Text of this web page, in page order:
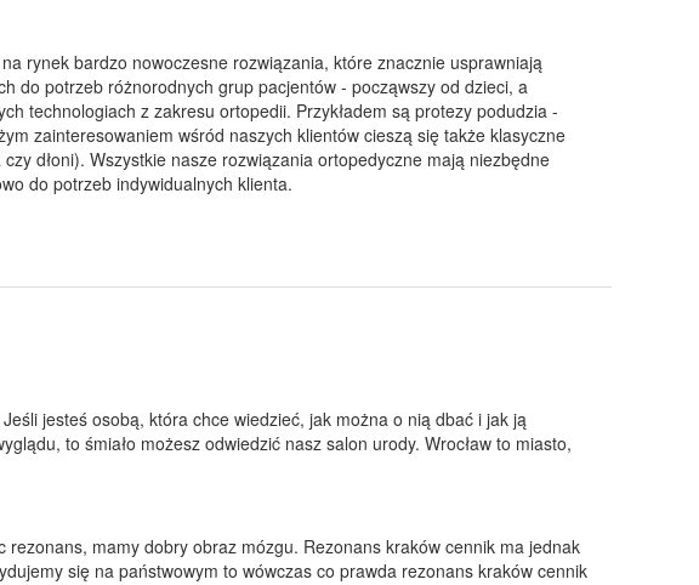
rynek bardzo nowoczesne rozwiązania, które znacznie usprawniają
do potrzeb różnorodnych grup pacjentów - począwszy od dzieci, a
technologiach z zakresu ortopedii. Przykładem są protezy podudzia -
zainteresowaniem wśród naszych klientów cieszą się także klasyczne
dłoni). Wszystkie nasze rozwiązania ortopedyczne mają niezbędne
do potrzeb indywidualnych klienta.
jesteś osobą, która chce wiedzieć, jak można o nią dbać i jak ją
to śmiało możesz odwiedzić nasz salon urody. Wrocław to miasto,
mamy dobry obraz mózgu. Rezonans kraków cennik ma jednak
się na państwowym to wówczas co prawda rezonans kraków cennik